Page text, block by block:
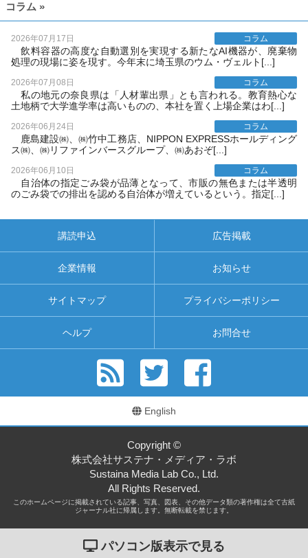
コラム »
2026年07月17日 コラム
飲料容器の高度な自動選別を実現する新たなAI機器が、廃棄物
処理の現場に姿を現す。今年末に埼玉県のウム・ヴェルト[...]
2026年07月08日 コラム
私の地元の奈良県は「人材輩出県」とも言われる。教育熱心な
土地柄で大学進学率は高いものの、本社を置く上場企業はわ[...]
2026年06月24日 コラム
鹿島建設㈱、㈱竹中工務店、NIPPON EXPRESSホールディング
ス㈱、㈱リファインバースグループ、㈱あおぞ[...]
2026年06月10日 コラム
自治体の指定ごみ袋が品薄となって、市販の無色または半透明
のごみ袋での排出を認める自治体が増えているという。指定[...]
講読申込 広告掲載
企業情報 お知らせ
サイトマップ プライバシーポリシー
ヘルプ お問合せ
English
Copyright ©
株式会社サステナ・メディア・ラボ
Sustaina Media Lab Co., Ltd.
All Rights Reserved.
このホームページに掲載されている記事、写真、図表、その他データ類の著作権は全て古紙
ジャーナル社に帰属します。無断転載を禁じます。
パソコン版表示で見る